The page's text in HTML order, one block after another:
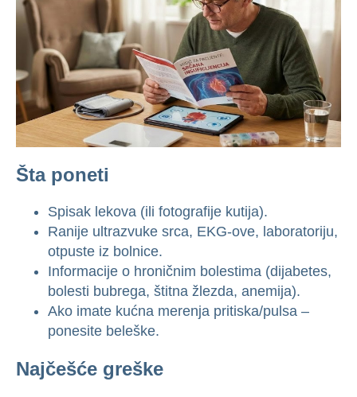
Šta poneti
Spisak lekova (ili fotografije kutija).
Ranije ultrazvuke srca, EKG-ove, laboratoriju,
otpuste iz bolnice.
Informacije o hroničnim bolestima (dijabetes,
bolesti bubrega, štitna žlezda, anemija).
Ako imate kućna merenja pritiska/pulsa –
ponesite beleške.
Najčešće greške